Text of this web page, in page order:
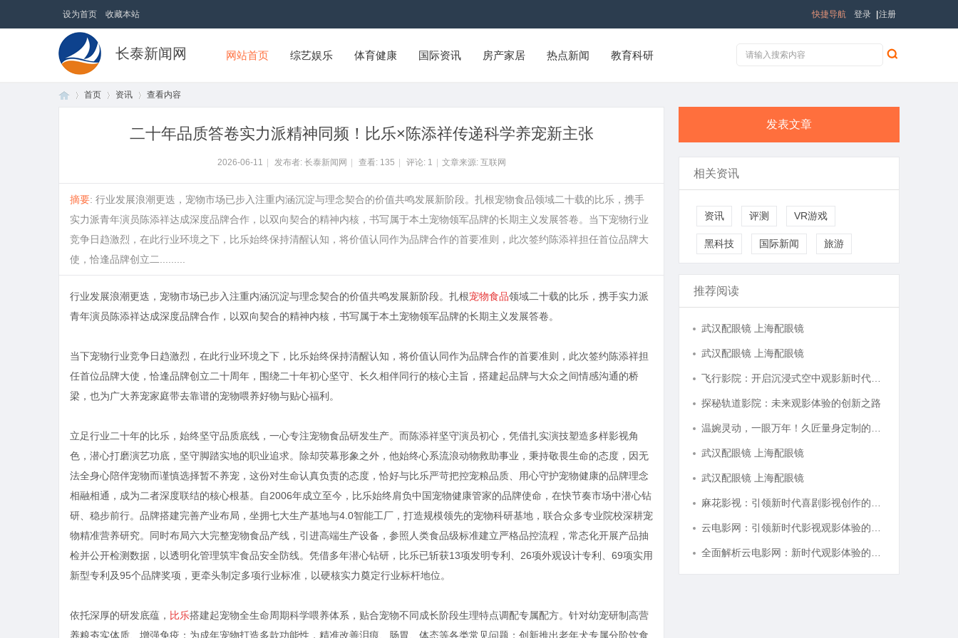
设为首页 收藏本站 登录 注册
快捷导航
长泰新闻网 网站首页 综艺娱乐 体育健康 国际资讯 房产家居 热点新闻 教育科研
首页 资讯 查看内容
二十年品质答卷实力派精神同频！比乐×陈添祥传递科学养宠新主张
2026-06-11 发布者: 长泰新闻网 查看: 135 评论: 1 文章来源: 互联网
摘要: 行业发展浪潮更迭，宠物市场已步入注重内涵沉淀与理念契合的价值共鸣发展新阶段。扎根宠物食品领域二十载的比乐，携手
实力派青年演员陈添祥达成深度品牌合作，以双向契合的精神内核，书写属于本土宠物领军品牌的长期主义发展答卷。当下宠物行业
竞争日趋激烈，在此行业环境之下，比乐始终保持清醒认知，将价值认同作为品牌合作的首要准则，此次签约陈添祥担任首位品牌大
使，恰逢品牌创立二.........
行业发展浪潮更迭，宠物市场已步入注重内涵沉淀与理念契合的价值共鸣发展新阶段。扎根宠物食品领域二十载的比乐，携手实力派
青年演员陈添祥达成深度品牌合作，以双向契合的精神内核，书写属于本土宠物领军品牌的长期主义发展答卷。
当下宠物行业竞争日趋激烈，在此行业环境之下，比乐始终保持清醒认知，将价值认同作为品牌合作的首要准则，此次签约陈添祥担
任首位品牌大使，恰逢品牌创立二十周年，围绕二十年初心坚守、长久相伴同行的核心主旨，搭建起品牌与大众之间情感沟通的桥
梁，也为广大养宠家庭带去靠谱的宠物喂养好物与贴心福利。
立足行业二十年的比乐，始终坚守品质底线，一心专注宠物食品研发生产。而陈添祥坚守演员初心，凭借扎实演技塑造多样影视角
色，潜心打磨演艺功底，坚守脚踏实地的职业追求。除却荧幕形象之外，他始终心系流浪动物救助事业，秉持敬畏生命的态度，因无
法全身心陪伴宠物而谨慎选择暂不养宠，这份对生命认真负责的态度，恰好与比乐严苛把控宠粮品质、用心守护宠物健康的品牌理念
相融相通，成为二者深度联结的核心根基。自2006年成立至今，比乐始终肩负中国宠物健康管家的品牌使命，在快节奏市场中潜心钻
研、稳步前行。品牌搭建完善产业布局，坐拥七大生产基地与4.0智能工厂，打造规模领先的宠物科研基地，联合众多专业院校深耕宠
物精准营养研究。同时布局六大完整宠物食品产线，引进高端生产设备，参照人类食品级标准建立严格品控流程，常态化开展产品抽
检并公开检测数据，以透明化管理筑牢食品安全防线。凭借多年潜心钻研，比乐已斩获13项发明专利、26项外观设计专利、69项实用
新型专利及95个品牌奖项，更牵头制定多项行业标准，以硬核实力奠定行业标杆地位。
依托深厚的研发底蕴， 比乐搭建起宠物全生命周期科学喂养体系，贴合宠物不同成长阶段生理特点调配专属配方。针对幼宠研制高营
养粮夯实体质、增强免疫；为成年宠物打造多款功能性，精准改善泪痕、肠胃、体态等各类常见问题；创新推出老年犬专属分阶饮食
发表文章
相关资讯
资讯 评测 VR游戏
黑科技 国际新闻 旅游
推荐阅读
武汉配眼镜 上海配眼镜
武汉配眼镜 上海配眼镜
探秘轨道影院：未来观影体验的创新之路
武汉配眼镜 上海配眼镜
武汉配眼镜 上海配眼镜